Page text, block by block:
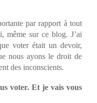
par rapport à tout
même sur ce blog. J’ai
voter était un devoir,
nous ayons le droit de
des inconscients.
voter. Et je vais vous